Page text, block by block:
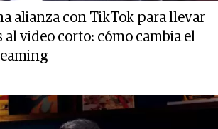
alianza con TikTok para llevar
al video corto: cómo cambia el